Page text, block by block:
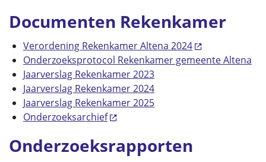
Documenten Rekenkamer
Verordening Rekenkamer Altena 2024
Onderzoeksprotocol Rekenkamer gemeente Altena
Jaarverslag Rekenkamer 2023
Jaarverslag Rekenkamer 2024
Jaarverslag Rekenkamer 2025
Onderzoeksarchief
Onderzoeksrapporten